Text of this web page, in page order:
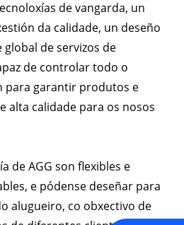
de vangarda, un
da calidade, un deseño
de servizos de
de controlar todo o
para garantir produtos e
alta calidade para os nosos
de AGG son flexibles e
e pódense deseñar para
alugueiro, co obxectivo de